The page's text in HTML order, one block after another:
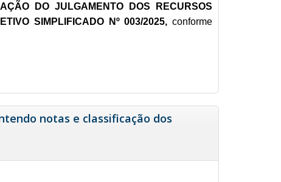
DO JULGAMENTO DOS RECURSOS
SIMPLIFICADO Nº 003/2025, conforme
notas e classificação dos